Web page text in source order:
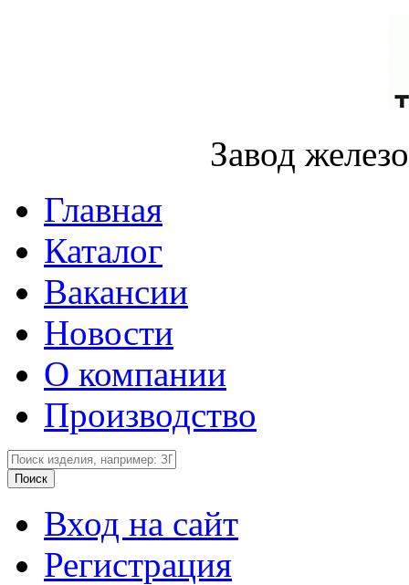
Завод
Главная
Каталог
Вакансии
Новости
О компании
Производство
Вход на сайт
Регистрация